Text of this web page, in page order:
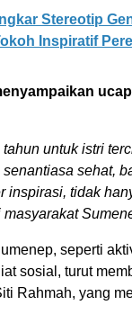
Stereotip
Inspiratif
tahun untuk istri
sehat,
inspirasi, tidak
seperti
sosial, turut
Rahmah, yang